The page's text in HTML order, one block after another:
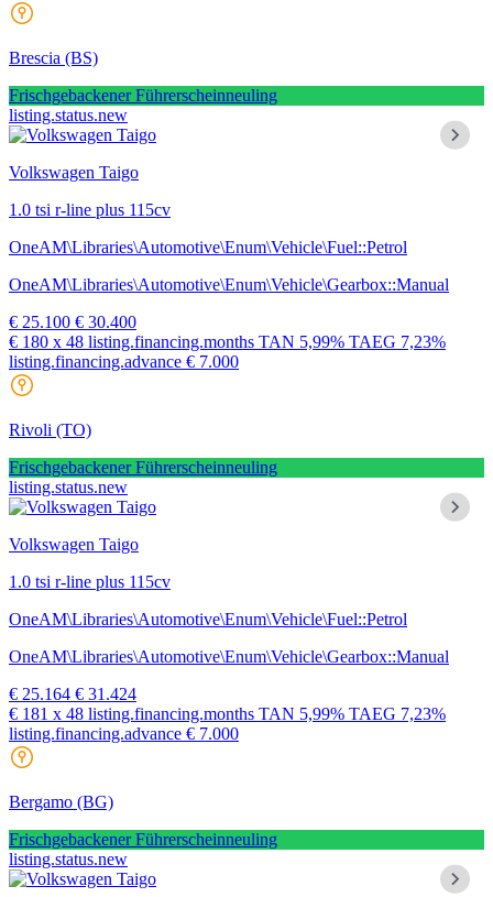
Brescia (BS)
Frischgebackener Führerscheinneuling
listing.status.new
Volkswagen Taigo
1.0 tsi r-line plus 115cv
OneAM\Libraries\Automotive\Enum\Vehicle\Fuel::Petrol
OneAM\Libraries\Automotive\Enum\Vehicle\Gearbox::Manual
€ 25.100 € 30.400
€ 180 x 48 listing.financing.months TAN 5,99% TAEG 7,23%
listing.financing.advance € 7.000
Rivoli (TO)
Frischgebackener Führerscheinneuling
listing.status.new
Volkswagen Taigo
1.0 tsi r-line plus 115cv
OneAM\Libraries\Automotive\Enum\Vehicle\Fuel::Petrol
OneAM\Libraries\Automotive\Enum\Vehicle\Gearbox::Manual
€ 25.164 € 31.424
€ 181 x 48 listing.financing.months TAN 5,99% TAEG 7,23%
listing.financing.advance € 7.000
Bergamo (BG)
Frischgebackener Führerscheinneuling
listing.status.new